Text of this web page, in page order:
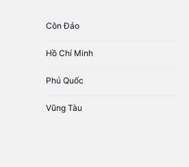
Côn Đảo
Hồ Chí Minh
Phú Quốc
Vũng Tàu